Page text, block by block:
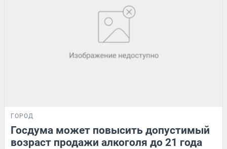
ГОРОД
Госдума может повысить допустимый
возраст продажи алкоголя до 21 года